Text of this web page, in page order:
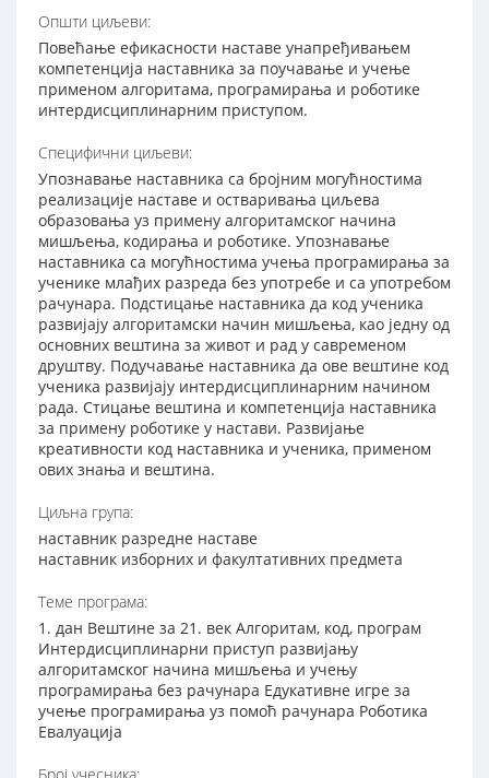
Општи циљеви:
Повећање ефикасности наставе унапређивањем
компетенција наставника за поучавање и учење
применом алгоритама, програмирања и роботике
интердисциплинарним приступом.
Специфични циљеви:
Упознавање наставника са бројним могућностима
реализације наставе и остваривања циљева
образовања уз примену алгоритамског начина
мишљења, кодирања и роботике. Упознавање
наставника са могућностима учења програмирања за
ученике млађих разреда без употребе и са употребом
рачунара. Подстицање наставника да код ученика
развијају алгоритамски начин мишљења, као једну од
основних вештина за живот и рад у савременом
друштву. Подучавање наставника да ове вештине код
ученика развијају интердисциплинарним начином
рада. Стицање вештина и компетенција наставника
за примену роботике у настави. Развијање
креативности код наставника и ученика, применом
ових знања и вештина.
Циљна група:
наставник разредне наставе
наставник изборних и факултативних предмета
Теме програма:
1. дан Вештине за 21. век Алгоритам, код, програм
Интердисциплинарни приступ развијању
алгоритамског начина мишљења и учењу
програмирања без рачунара Едукативне игре за
учење програмирања уз помоћ рачунара Роботика
Евалуација